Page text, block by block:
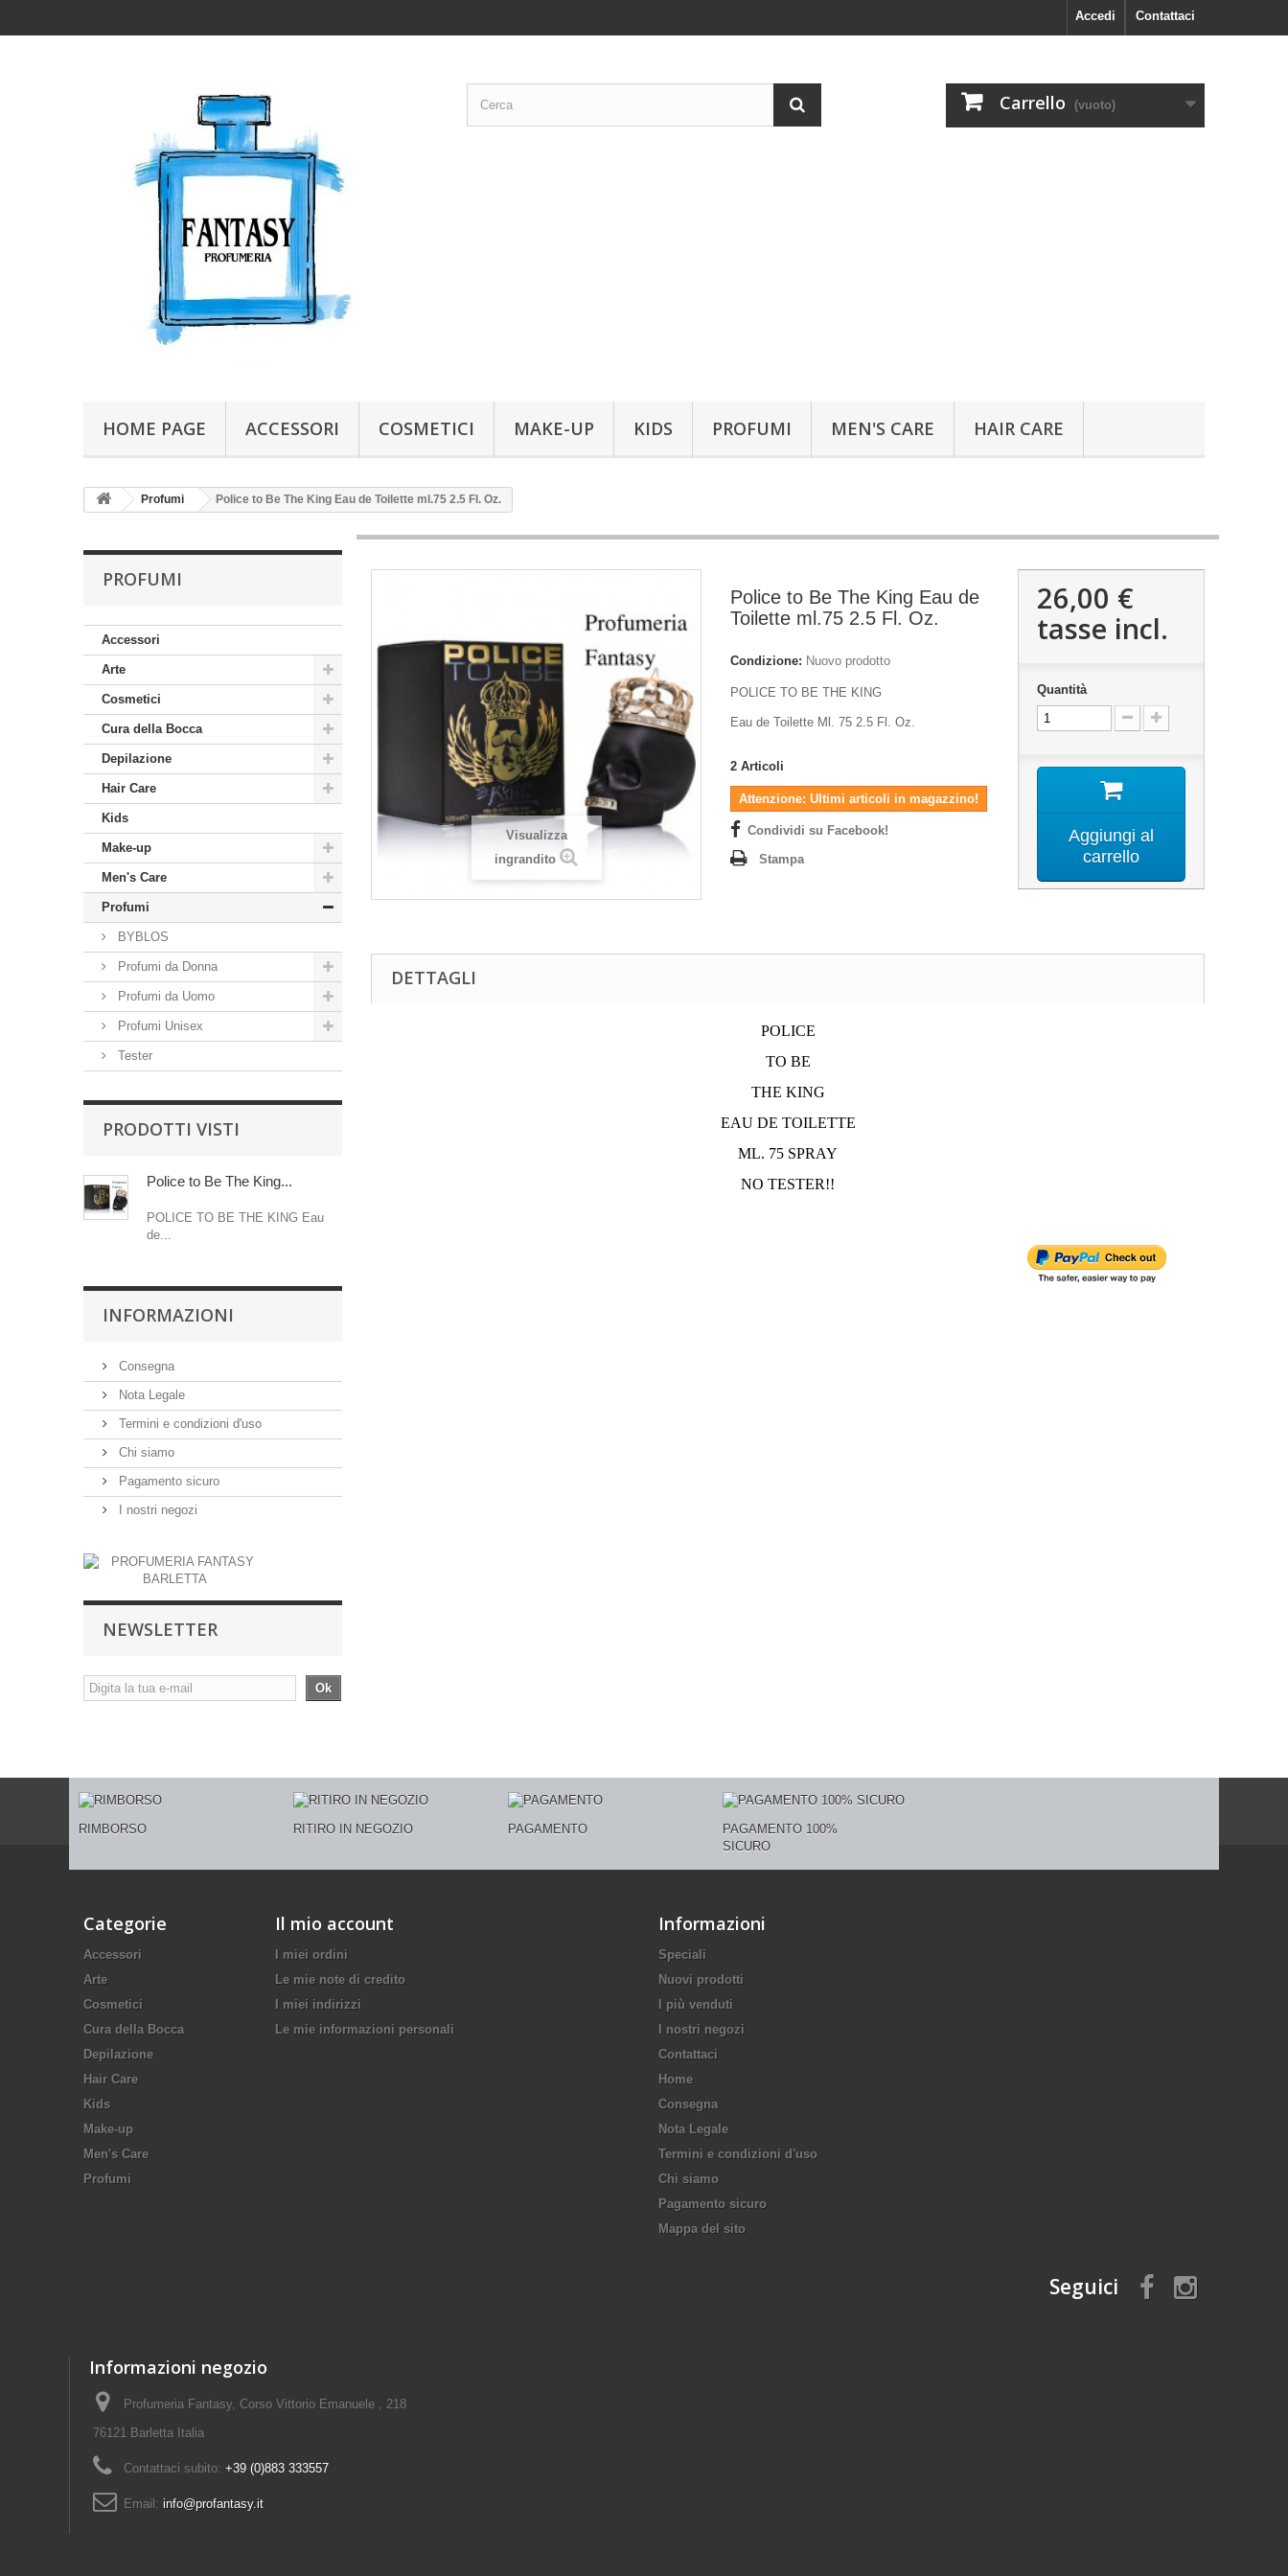
Contattaci
Accedi
Carrello (vuoto)
HOME PAGE ACCESSORI COSMETICI MAKE-UP KIDS PROFUMI MEN'S CARE HAIR CARE
Profumi Police to Be The King Eau de Toilette ml.75 2.5 Fl. Oz.
PROFUMI
Accessori
Arte
Cosmetici
Cura della Bocca
Depilazione
Hair Care
Kids
Make-up
Men's Care
Profumi
BYBLOS
Profumi da Donna
Profumi da Uomo
Profumi Unisex
Tester
PRODOTTI VISTI
Police to Be The King...
POLICE TO BE THE KING Eau
de...
INFORMAZIONI
Consegna
Nota Legale
Termini e condizioni d'uso
Chi siamo
Pagamento sicuro
I nostri negozi
NEWSLETTER
Ok
Visualizza
ingrandito
Police to Be The King Eau de
Toilette ml.75 2.5 Fl. Oz.
Condizione: Nuovo prodotto
POLICE TO BE THE KING
Eau de Toilette Ml. 75 2.5 Fl. Oz.
2 Articoli
Attenzione: Ultimi articoli in magazzino!
Condividi su Facebook!
Stampa
26,00 €
tasse incl.
Quantità
Aggiungi al
carrello
DETTAGLI
POLICE
TO BE
THE KING
EAU DE TOILETTE
ML. 75 SPRAY
NO TESTER!!
RIMBORSO RITIRO IN NEGOZIO PAGAMENTO
PAGAMENTO 100%
SICURO
Categorie
Accessori
Arte
Cosmetici
Cura della Bocca
Depilazione
Hair Care
Kids
Make-up
Men's Care
Profumi
Il mio account
I miei ordini
Le mie note di credito
I miei indirizzi
Le mie informazioni personali
Informazioni
Speciali
Nuovi prodotti
I più venduti
I nostri negozi
Contattaci
Home
Consegna
Nota Legale
Termini e condizioni d'uso
Chi siamo
Pagamento sicuro
Mappa del sito
Seguici
Informazioni negozio
Profumeria Fantasy, Corso Vittorio Emanuele , 218
76121 Barletta Italia
Contattaci subito: +39 (0)883 333557
Email: info@profantasy.it